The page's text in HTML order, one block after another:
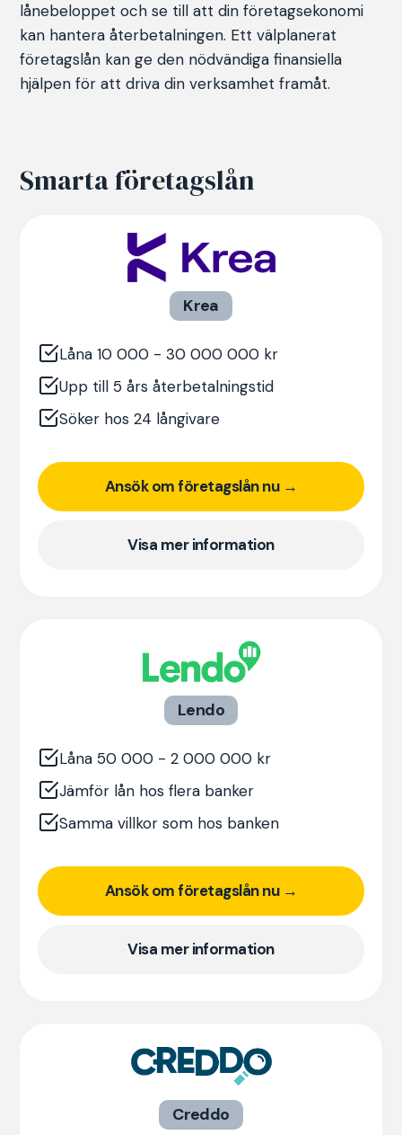
lånebeloppet och se till att din företagsekonomi
kan hantera återbetalningen. Ett välplanerat
företagslån kan ge den nödvändiga finansiella
hjälpen för att driva din verksamhet framåt.
Smarta företagslån
Krea
Låna 10 000 - 30 000 000 kr
Upp till 5 års återbetalningstid
Söker hos 24 långivare
Ansök om företagslån nu →
Visa mer information
Lendo
Låna 50 000 - 2 000 000 kr
Jämför lån hos flera banker
Samma villkor som hos banken
Ansök om företagslån nu →
Visa mer information
Creddo